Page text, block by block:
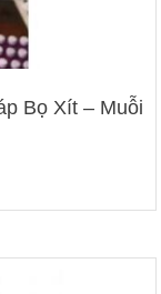
Bọ Xít – Muỗi